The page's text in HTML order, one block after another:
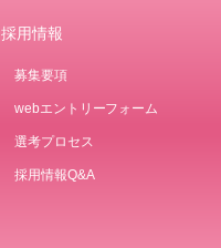
採用情報
募集要項
webエントリーフォーム
選考プロセス
採用情報Q&A